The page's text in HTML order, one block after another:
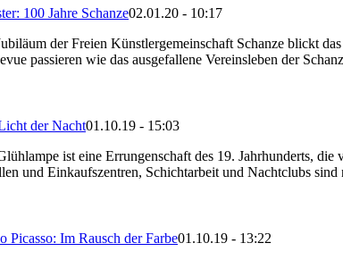
100 Jahre Schanze02.01.20 - 10:17
der Freien Künstlergemeinschaft Schanze blickt
passieren wie das ausgefallene Vereinsleben der
der Nacht01.10.19 - 15:03
ist eine Errungenschaft des 19. Jahrhunderts,
und Einkaufszentren, Schichtarbeit und Nachtclubs
Picasso: Im Rausch der Farbe01.10.19 - 13:22